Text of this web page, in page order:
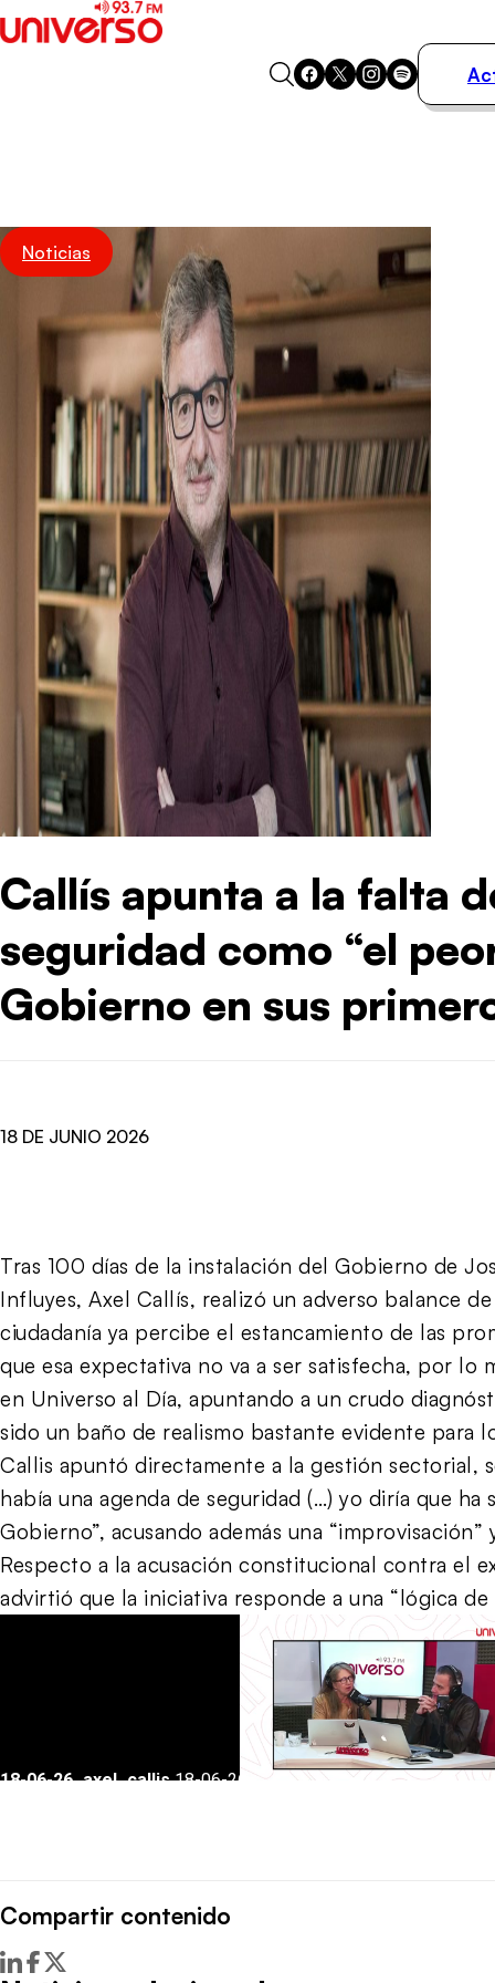
Podcasts
Destacados
Noticias
Callís apunta a la falta
seguridad como “el
Gobierno en sus
18 DE JUNIO 2026
Tras 100 días de la instalación del Gobierno de
Influyes, Axel Callís, realizó un adverso balance
ciudadanía ya percibe el estancamiento de las
que esa expectativa no va a ser satisfecha, por lo
en Universo al Día, apuntando a un crudo
sido un baño de realismo bastante evidente para
Callis apuntó directamente a la gestión sectorial,
había una agenda de seguridad (…) yo diría que
Gobierno”, acusando además una
Respecto a la acusación constitucional contra el
advirtió que la iniciativa responde a una “lógica
Compartir contenido